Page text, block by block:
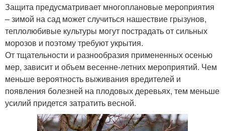
Защита предусматривает многоплановые мероприятия
– зимой на сад может случиться нашествие грызунов,
теплолюбивые культуры могут пострадать от сильных
морозов и поэтому требуют укрытия.
От тщательности и разнообразия примененных осенью
мер, зависит и объем весенне-летних мероприятий. Чем
меньше вероятность выживания вредителей и
появления болезней на плодовых деревьях, тем меньше
усилий придется затратить весной.